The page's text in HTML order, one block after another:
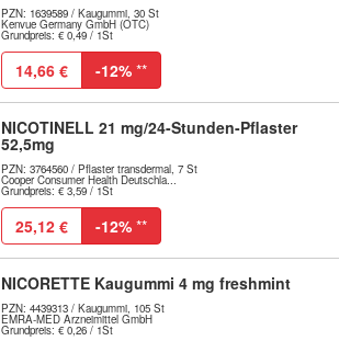
PZN: 1639589 / Kaugummi, 30 St
Kenvue Germany GmbH (OTC)
Grundpreis: € 0,49 / 1St
14,66 € -12% **
NICOTINELL 21 mg/24-Stunden-Pflaster
52,5mg
PZN: 3764560 / Pflaster transdermal, 7 St
Cooper Consumer Health Deutschla...
Grundpreis: € 3,59 / 1St
25,12 € -12% **
NICORETTE Kaugummi 4 mg freshmint
PZN: 4439313 / Kaugummi, 105 St
EMRA-MED Arzneimittel GmbH
Grundpreis: € 0,26 / 1St